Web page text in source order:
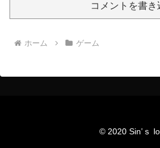
コメントを書き
ホーム ゲーム
© 2020 Sin’ｓ